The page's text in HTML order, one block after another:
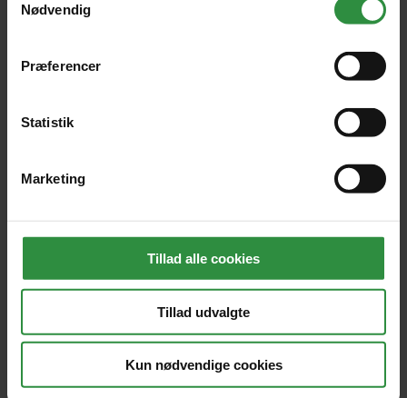
Nødvendig
Præferencer
Statistik
Marketing
Tillad alle cookies
Tillad udvalgte
Kun nødvendige cookies
Personen, der får brug for hjælp, trykker på sin
En lydgiver begynder at hyle og en lysdiode
FLT-OA kan udvides med en telefonsender, så
FLT Alarmer ApS | Fjordparken 36, 5800 Nyborg
| Telefonnr.:65310651| E-mail:fl@flt.dk|